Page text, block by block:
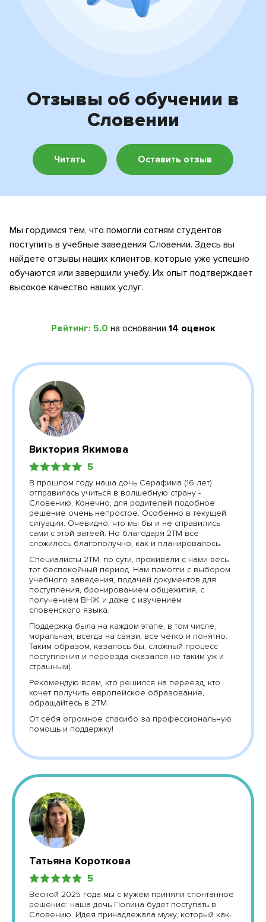
Образовательные программы
БлогОтзывы об обучении в
Словении
Читать Оставить отзыв
Мы гордимся тем, что помогли сотням студентов
поступить в учебные заведения Словении. Здесь вы
найдете отзывы наших клиентов, которые уже успешно
обучаются или завершили учебу. Их опыт подтверждает
высокое качество наших услуг.
Рейтинг: 5.0 на основании 14 оценок
Виктория Якимова
5
В прошлом году наша дочь Серафима (16 лет)
отправилась учиться в волшебную страну -
Словению. Конечно, для родителей подобное
решение очень непростое. Особенно в текущей
ситуации. Очевидно, что мы бы и не справились
сами с этой затеей. Но благодаря 2TM все
сложилось благополучно, как и планировалось.
Специалисты 2TM, по сути, проживали с нами весь
тот беспокойный период. Нам помогли с выбором
учебного заведения, подачей документов для
поступления, бронированием общежития, с
получением ВНЖ и даже с изучением
словенского языка.
Поддержка была на каждом этапе, в том числе,
моральная, всегда на связи, все чётко и понятно.
Таким образом, казалось бы, сложный процесс
поступления и переезда оказался не таким уж и
страшным).
Рекомендую всем, кто решился на переезд, кто
хочет получить европейское образование,
обращайтесь в 2ТМ.
От себя огромное спасибо за профессиональную
помощь и поддержку!
Татьяна Короткова
5
Весной 2025 года мы с мужем приняли спонтанное
решение: наша дочь Полина будет поступать в
Словению. Идея принадлежала мужу, который как-